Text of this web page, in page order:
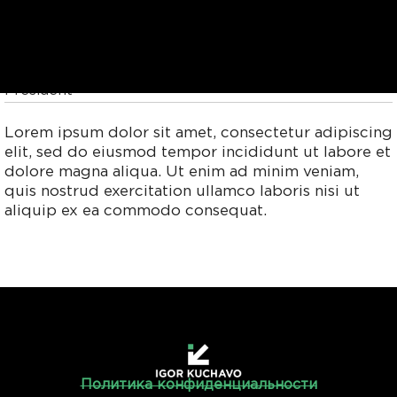
President
Lorem ipsum dolor sit amet, consectetur adipiscing
elit, sed do eiusmod tempor incididunt ut labore et
dolore magna aliqua. Ut enim ad minim veniam,
quis nostrud exercitation ullamco laboris nisi ut
aliquip ex ea commodo consequat.
Политика конфиденциальности